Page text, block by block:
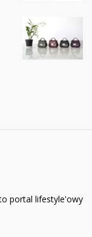
portal lifestyle'owy